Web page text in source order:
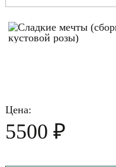
Цена:
5500 ₽